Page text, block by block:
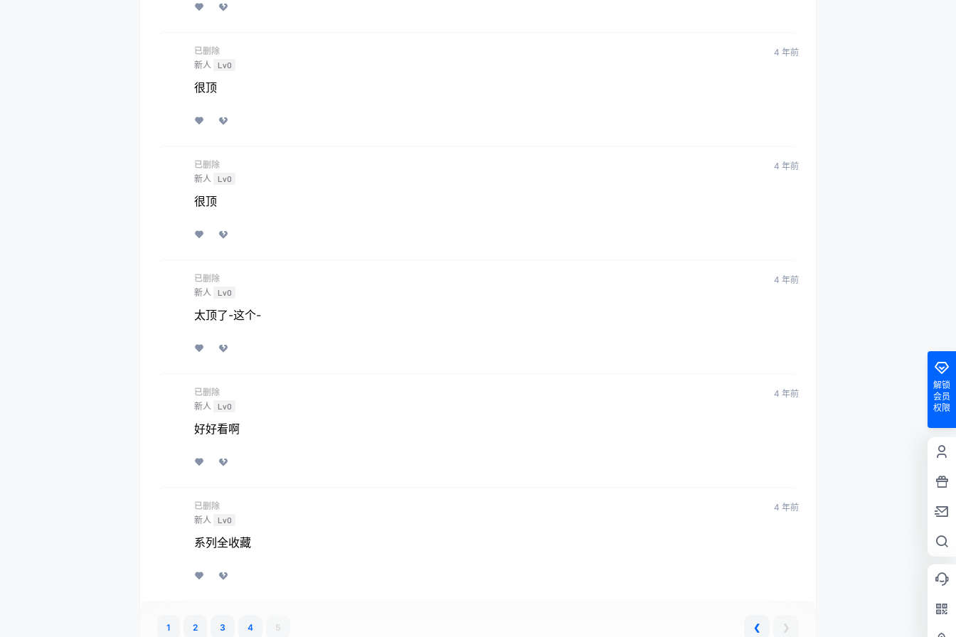
已删除
新人 Lv0
4 年前
很顶
已删除
新人 Lv0
4 年前
很顶
已删除
新人 Lv0
4 年前
太顶了-这个-
已删除
新人 Lv0
4 年前
好好看啊
已删除
新人 Lv0
4 年前
系列全收藏
1 2 3 4 5 ❮ ❯
解锁
会员
权限